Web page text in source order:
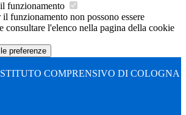
funzionamento
funzionamento non possono essere
consultare l'elenco nella pagina della cookie
preferenze
COMPRENSIVO DI COLOGNA